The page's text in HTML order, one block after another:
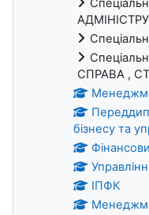
СПРАВА ,
бізнесу та
ІПФК